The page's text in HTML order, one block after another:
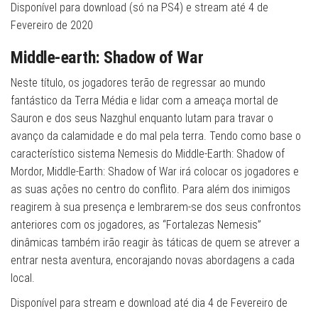
Disponível para download (só na PS4) e stream até 4 de
Fevereiro de 2020
Middle-earth: Shadow of War
Neste título, os jogadores terão de regressar ao mundo
fantástico da Terra Média e lidar com a ameaça mortal de
Sauron e dos seus Nazghul enquanto lutam para travar o
avanço da calamidade e do mal pela terra. Tendo como base o
característico sistema Nemesis do Middle-Earth: Shadow of
Mordor, Middle-Earth: Shadow of War irá colocar os jogadores e
as suas ações no centro do conflito. Para além dos inimigos
reagirem à sua presença e lembrarem-se dos seus confrontos
anteriores com os jogadores, as “Fortalezas Nemesis”
dinâmicas também irão reagir às táticas de quem se atrever a
entrar nesta aventura, encorajando novas abordagens a cada
local.
Disponível para stream e download até dia 4 de Fevereiro de